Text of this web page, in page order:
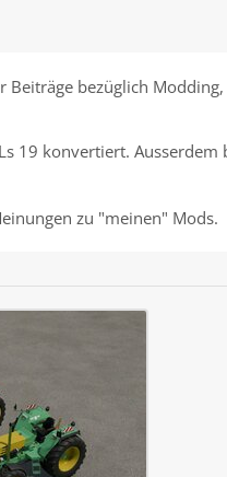
bezüglich
19 konvertiert. Ausserdem
zu "meinen" Mods.